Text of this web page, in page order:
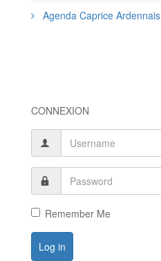
Agenda Caprice Ardennais
CONNEXION
Remember Me
Log in